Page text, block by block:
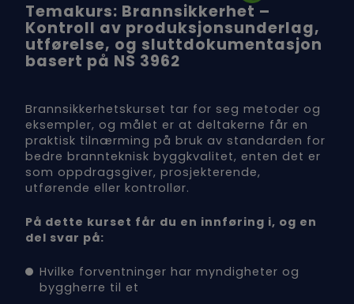
Temakurs: Brannsikkerhet –
Kontroll av produksjonsunderlag,
utførelse, og sluttdokumentasjon
basert på NS 3962
Brannsikkerhetskurset tar for seg metoder og
eksempler, og målet er at deltakerne får en
praktisk tilnærming på bruk av standarden for
bedre brannteknisk byggkvalitet, enten det er
som oppdragsgiver, prosjekterende,
utførende eller kontrollør.
På dette kurset får du en innføring i, og en
del svar på:
Hvilke forventninger har myndigheter og
byggherre til et